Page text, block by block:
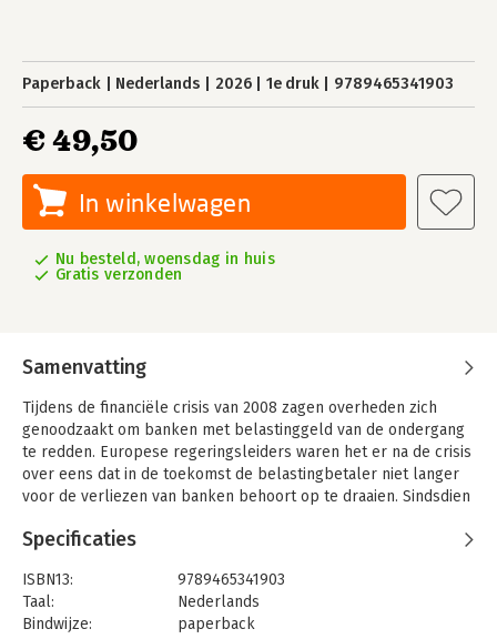
Paperback Nederlands 2026 1e druk 9789465341903
€ 49,50
In winkelwagen
Nu besteld, woensdag in huis
Gratis verzonden
Samenvatting
Tijdens de financiële crisis van 2008 zagen overheden zich
genoodzaakt om banken met belastinggeld van de ondergang
te redden. Europese regeringsleiders waren het er na de crisis
over eens dat in de toekomst de belastingbetaler niet langer
voor de verliezen van banken behoort op te draaien. Sindsdien
zo’n bail-out in de toekomst te voorkomen en ervoor te zorgen
de rekening gaan betalen. Hoe effectief is die regelgeving? Dr.
Boogaard onderzocht het: 'Er zijn in heel Europa regelmatig
'stresstesten' uitgevoerd om te zien of de banken nu een forse
Specificaties
ISBN13:
9789465341903
Taal:
Nederlands
Bindwijze:
paperback